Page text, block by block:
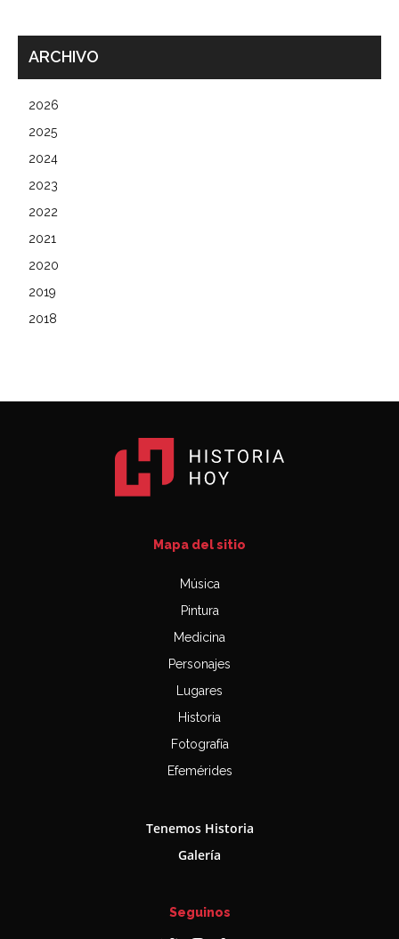
ARCHIVO
2026
2025
2024
2023
2022
2021
2020
2019
2018
Mapa del sitio
Música
Pintura
Medicina
Personajes
Lugares
Historia
Fotografía
Efemérides
Tenemos Historia
Galería
Seguinos